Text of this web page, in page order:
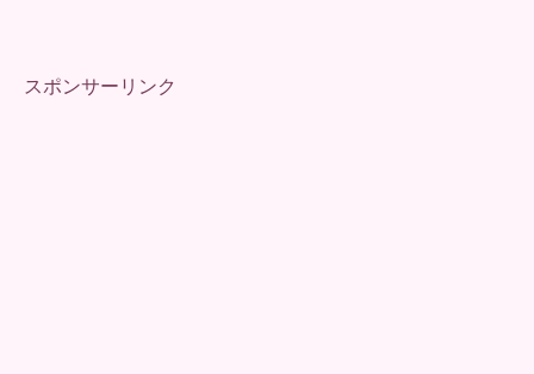
スポンサーリンク